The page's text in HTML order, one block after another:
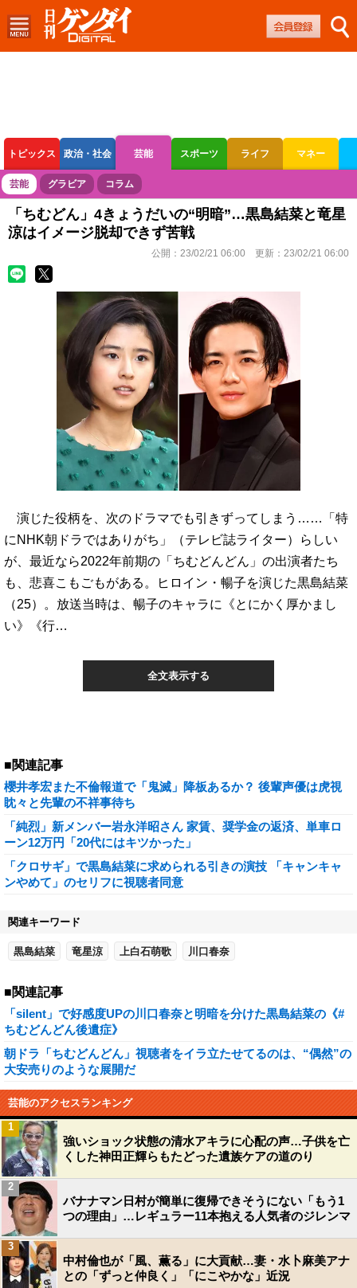
トピックス 政治・社会 芸能 スポーツ ライフ マネー
ボートレース 競輪 オートレース
芸能 グラビア コラム
「ちむどん」4きょうだいの“明暗”…黒島結菜と竜星
涼はイメージ脱却できず苦戦
公開： 23/02/21 06:00 更新： 23/02/21 06:00
演じた役柄を、次のドラマでも引きずってしまう……「特
にNHK朝ドラではありがち」（テレビ誌ライター）らしい
が、最近なら2022年前期の「ちむどんどん」の出演者たち
も、悲喜こもごもがある。ヒロイン・暢子を演じた黒島結菜
（25）。放送当時は、暢子のキャラに《とにかく厚かまし
い》《行…
全文表示する
■関連記事
櫻井孝宏また不倫報道で「鬼滅」降板あるか？ 後輩声優は虎視
眈々と先輩の不祥事待ち
「純烈」新メンバー岩永洋昭さん 家賃、奨学金の返済、単車ロ
ーン12万円「20代にはキツかった」
「クロサギ」で黒島結菜に求められる引きの演技 「キャンキャ
ンやめて」のセリフに視聴者同意
関連キーワード
黒島結菜 竜星涼 上白石萌歌 川口春奈
■関連記事
「silent」で好感度UPの川口春奈と明暗を分けた黒島結菜の《#
ちむどんどん後遺症》
朝ドラ「ちむどんどん」視聴者をイラ立たせてるのは、“偶然”の
大安売りのような展開だ
芸能のアクセスランキング
強いショック状態の清水アキラに心配の声…子供を亡
くした神田正輝らもたどった遺族ケアの道のり
1
バナナマン日村が簡単に復帰できそうにない「もう1
つの理由」…レギュラー11本抱える人気者のジレンマ
2
中村倫也が「風、薫る」に大貢献…妻・水卜麻美アナ
との「ずっと仲良く」「にこやかな」近況
3